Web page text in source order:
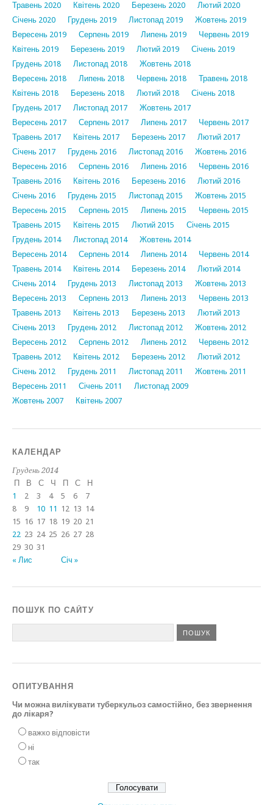
Травень 2020 Квітень 2020 Березень 2020
Лютий 2020
Січень 2020
Грудень 2019 Листопад 2019
Жовтень 2019
Вересень 2019
Серпень 2019 Липень 2019
Червень 2019
Квітень 2019
Березень 2019 Лютий 2019
Січень 2019
Грудень 2018
Листопад 2018
Жовтень 2018
Вересень 2018
Липень 2018 Червень 2018
Травень 2018
Квітень 2018
Березень 2018 Лютий 2018
Січень 2018
Грудень 2017
Листопад 2017
Жовтень 2017
Вересень 2017
Серпень 2017 Липень 2017
Червень 2017
Травень 2017
Квітень 2017 Березень 2017
Лютий 2017
Січень 2017
Грудень 2016 Листопад 2016
Жовтень 2016
Вересень 2016
Серпень 2016 Липень 2016
Червень 2016
Травень 2016
Квітень 2016 Березень 2016
Лютий 2016
Січень 2016
Грудень 2015 Листопад 2015
Жовтень 2015
Вересень 2015
Серпень 2015 Липень 2015
Червень 2015
Травень 2015
Квітень 2015 Лютий 2015
Січень 2015
Грудень 2014
Листопад 2014
Жовтень 2014
Вересень 2014
Серпень 2014 Липень 2014
Червень 2014
Травень 2014
Квітень 2014 Березень 2014
Лютий 2014
Січень 2014
Грудень 2013 Листопад 2013
Жовтень 2013
Вересень 2013
Серпень 2013 Липень 2013
Червень 2013
Травень 2013
Квітень 2013 Березень 2013
Лютий 2013
Січень 2013
Грудень 2012 Листопад 2012
Жовтень 2012
Вересень 2012
Серпень 2012 Липень 2012
Червень 2012
Травень 2012
Квітень 2012 Березень 2012
Лютий 2012
Січень 2012
Грудень 2011 Листопад 2011
Жовтень 2011
Вересень 2011
Січень 2011
Листопад 2009
Жовтень 2007
Квітень 2007
КАЛЕНДАР
Грудень 2014
П
В С Ч П С Н
« Лис Січ »
1 2 3 4 5 6
7
8
9 10 11 12 13 14
15 16 17 18 19 20 21
22 23 24 25 26 27 28
29 30 31
ПОШУК ПО САЙТУ
ОПИТУВАННЯ
Чи можна вилікувати туберкульоз самостійно, без звернення
до лікаря?
важко відповісти
ні
так